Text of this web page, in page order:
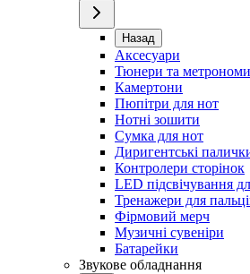
Назад
Аксесуари
Тюнери та метрономи
Камертони
Пюпітри для нот
Нотні зошити
Сумка для нот
Диригентські
Контролери сторінок
LED підсвічування
Тренажери для
Фірмовий мерч
Музичні сувеніри
Батарейки
Звукове обладнання